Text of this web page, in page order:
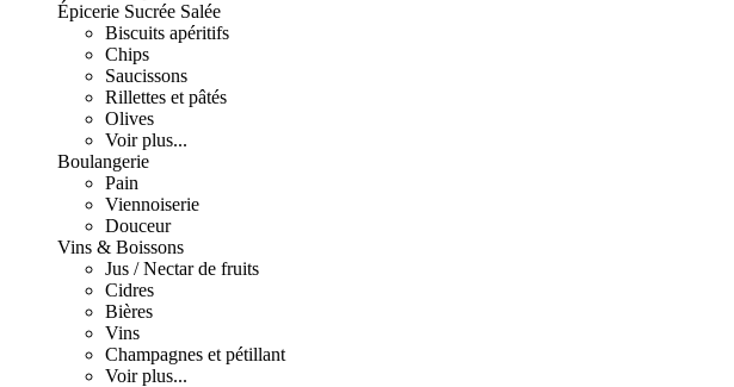
Épicerie Sucrée Salée
Biscuits apéritifs
Chips
Saucissons
Rillettes et pâtés
Olives
Voir plus...
Boulangerie
Pain
Viennoiserie
Douceur
Vins & Boissons
Jus / Nectar de fruits
Cidres
Bières
Vins
Champagnes et pétillant
Voir plus...